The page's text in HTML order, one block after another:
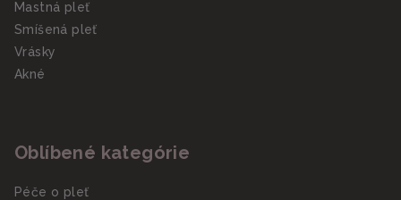
Mastná pleť
Smíšená pleť
Vrásky
Akné
Oblíbené kategórie
Péče o pleť